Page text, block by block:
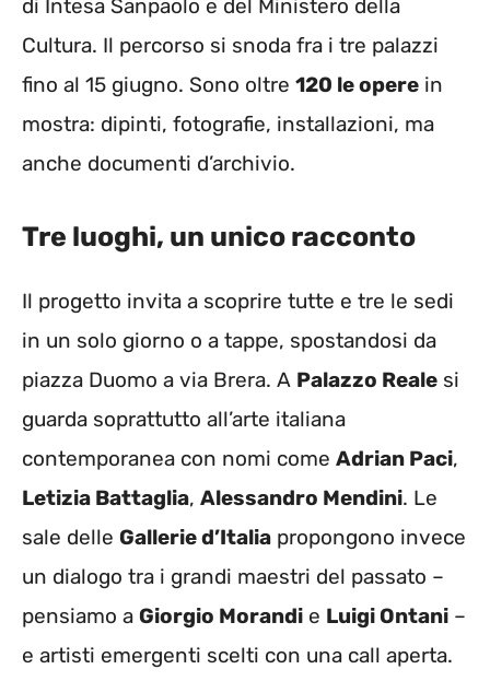
di Intesa Sanpaolo e del Ministero della
Cultura. Il percorso si snoda fra i tre palazzi
fino al 15 giugno. Sono oltre 120 le opere in
mostra: dipinti, fotografie, installazioni, ma
anche documenti d’archivio.
Tre luoghi, un unico racconto
Il progetto invita a scoprire tutte e tre le sedi
in un solo giorno o a tappe, spostandosi da
piazza Duomo a via Brera. A Palazzo Reale si
guarda soprattutto all’arte italiana
contemporanea con nomi come Adrian Paci,
Letizia Battaglia, Alessandro Mendini. Le
sale delle Gallerie d’Italia propongono invece
un dialogo tra i grandi maestri del passato –
pensiamo a Giorgio Morandi e Luigi Ontani –
e artisti emergenti scelti con una call aperta.